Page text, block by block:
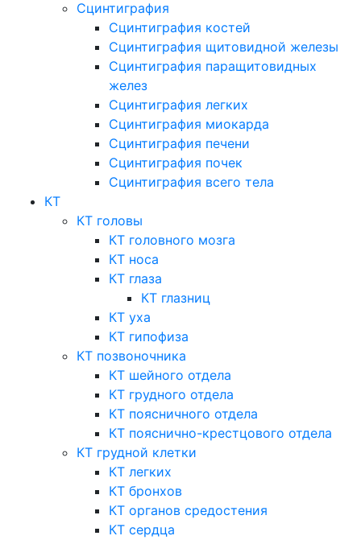
Сцинтиграфия
Сцинтиграфия костей
Сцинтиграфия щитовидной железы
Сцинтиграфия паращитовидных
желез
Сцинтиграфия легких
Сцинтиграфия миокарда
Сцинтиграфия печени
Сцинтиграфия почек
Сцинтиграфия всего тела
КТ
КТ головы
КТ головного мозга
КТ носа
КТ глаза
КТ глазниц
КТ уха
КТ гипофиза
КТ позвоночника
КТ шейного отдела
КТ грудного отдела
КТ поясничного отдела
КТ пояснично-крестцового отдела
КТ грудной клетки
КТ легких
КТ бронхов
КТ органов средостения
КТ сердца